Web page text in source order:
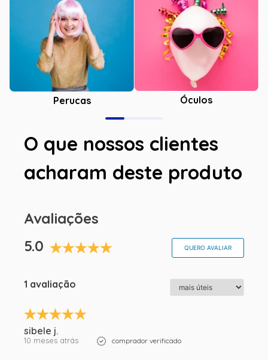
Perucas Óculos
O que nossos clientes
acharam deste produto
Avaliações
5.0
QUERO AVALIAR
1 avaliação
sibele j.
10 meses atrás comprador verificado